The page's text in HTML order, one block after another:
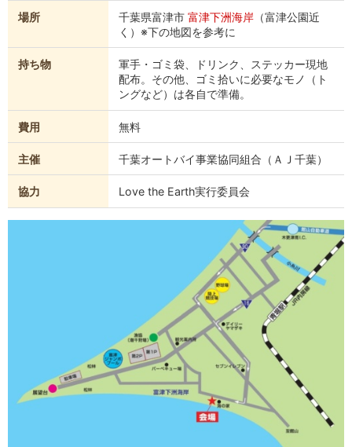
場所 千葉県富津市富津下洲海岸 （富津公園近
く）※下の地図を参考に
持ち物
軍手・ゴミ袋、ドリンク、ステッカー現地
配布。その他、ゴミ拾いに必要なモノ（ト
ングなど）は各自で準備。
費用 無料
主催 千葉オートバイ事業協同組合（ＡＪ千葉）
協力 Love the Earth実行委員会